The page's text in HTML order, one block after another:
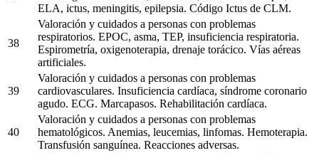
ELA, ictus, meningitis, epilepsia. Código Ictus de CLM.
38
Valoración y cuidados a personas con problemas
respiratorios. EPOC, asma, TEP, insuficiencia respiratoria.
Espirometría, oxigenoterapia, drenaje torácico. Vías aéreas
artificiales.
39
Valoración y cuidados a personas con problemas
cardiovasculares. Insuficiencia cardíaca, síndrome coronario
agudo. ECG. Marcapasos. Rehabilitación cardíaca.
40
Valoración y cuidados a personas con problemas
hematológicos. Anemias, leucemias, linfomas. Hemoterapia.
Transfusión sanguínea. Reacciones adversas.